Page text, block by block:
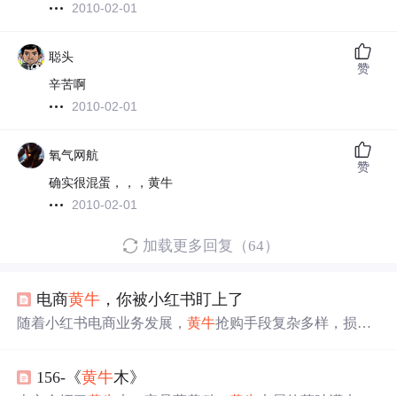
2010-02-01
聪头
辛苦啊
2010-02-01
赞
氧气网航
确实很混蛋，，，黄牛
2010-02-01
赞
加载更多回复（64）
电商黄牛 ，你被小红书盯上了
随着小红书电商业务发展，黄牛抢购手段复杂多样，损害
弊难点，阐述图计算优势，详细说明两类图算法构建方
156-《黄牛木》